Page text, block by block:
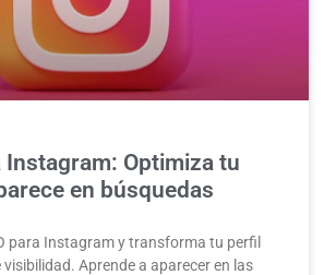
Instagram: Optimiza tu
en búsquedas
para Instagram y transforma tu perfil
visibilidad. Aprende a aparecer en las